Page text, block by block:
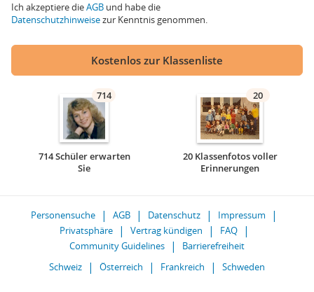
Ich akzeptiere dieAGB und habe die
Datenschutzhinweisezur Kenntnis genommen.
Kostenlos zur Klassenliste
714
714 Schüler erwarten
Sie
20
20 Klassenfotos voller
Erinnerungen
Personensuche AGB Datenschutz
Impressum
Privatsphäre
Vertrag kündigen
FAQ
Community Guidelines
Barrierefreiheit
Schweiz
Österreich Frankreich Schweden